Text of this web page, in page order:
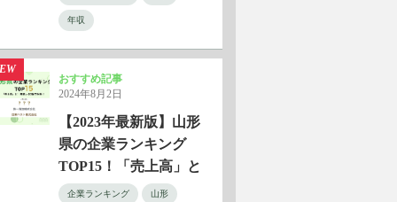
年収
おすすめ記事
2024年8月2日
【2023年最新版】山形
県の企業ランキング
TOP15！「売上高」と
「年収」の2軸で分析！
企業ランキング 山形